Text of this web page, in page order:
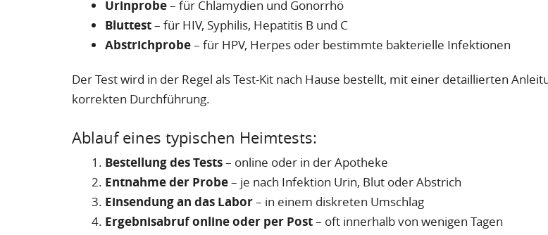
Urinprobe– für Chlamydien und Gonorrhö
Bluttest– für HIV, Syphilis, Hepatitis B und C
Abstrichprobe– für HPV, Herpes oder bestimmte bakterielle Infektionen
Der Test wird in der Regel als Test-Kit nach Hause bestellt, mit einer detaillierten
korrekten Durchführung.
Ablauf eines typischen Heimtests:
Bestellung des Tests– online oder in der Apotheke
Entnahme der Probe– je nach Infektion Urin, Blut oder Abstrich
Einsendung an das Labor– in einem diskreten Umschlag
Ergebnisabruf online oder per Post– oft innerhalb von wenigen Tagen